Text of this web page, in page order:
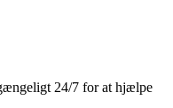
24/7 for at hjælpe